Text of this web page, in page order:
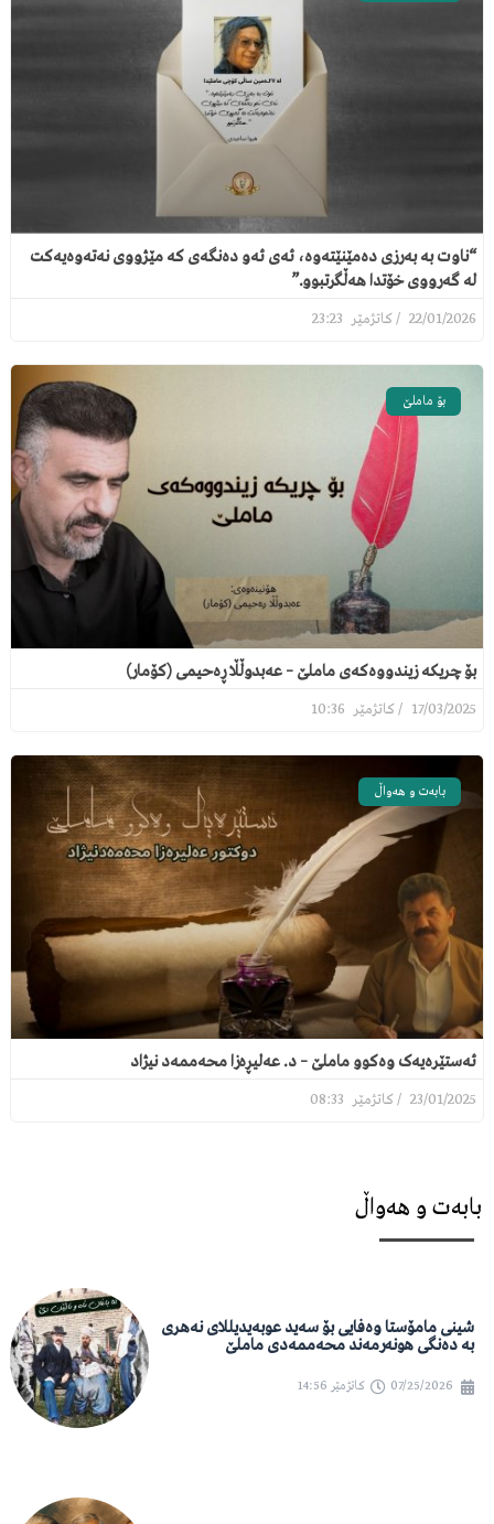
“ناوت بە بەرزی دەمێنێتەوە، ئەی ئەو دەنگەی کە مێژووی نەتەوەیەکت
لە گەرووی خۆتدا هەڵگرتبوو.”
22/01/2026
بۆ ماملێ
بۆ چریکە زیندووەکەی ماملێ – عەبدوڵڵا ڕەحیمی (کۆمار)
17/03/2025
بابەت و هەواڵ
ئەستێرەیەک وەکوو ماملێ – د. عەلیڕەزا محەممەد نیژاد
23/01/2025
بابەت و هەواڵ
شینی مامۆستا وەفایی بۆ سەید عوبەیدیللای نەهری
بە دەنگی هونەرمەند محەممەدی ماملێ
07/25/2026 کاتژمێر 14:56